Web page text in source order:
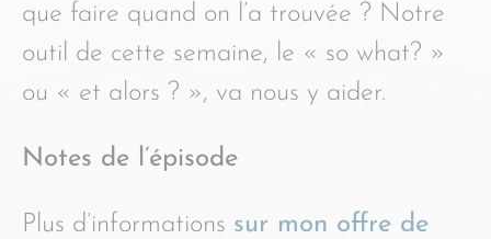
que faire quand on l’a trouvée ? Notre
outil de cette semaine, le « so what? »
ou « et alors ? », va nous y aider.
Notes de l’épisode
Plus d’informations sur mon offre de